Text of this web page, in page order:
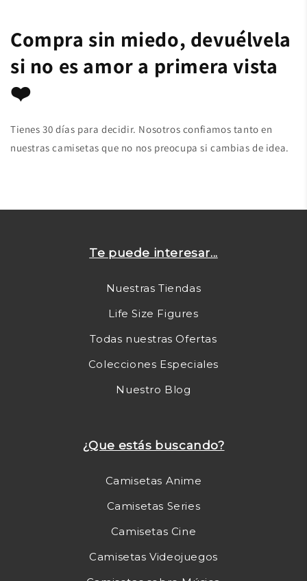
Compra sin miedo, devuélvela
si no es amor a primera vista
❤️
Tienes 30 días para decidir. Nosotros confiamos tanto en
nuestras camisetas que no nos preocupa si cambias de idea.
Te puede interesar...
Nuestras Tiendas
Life Size Figures
Todas nuestras Ofertas
Colecciones Especiales
Nuestro Blog
¿Que estás buscando?
Camisetas Anime
Camisetas Series
Camisetas Cine
Camisetas Videojuegos